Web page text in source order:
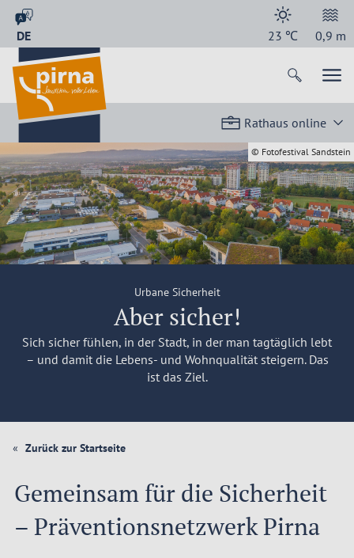
DE 23 ℃ 0,9 m
Rathaus online
Urbane Sicherheit
Aber ­sicher!
Sich sicher fühlen, in der Stadt, in der man tagtäglich lebt
– und damit die Lebens- und Wohnqualität steigern. Das
ist das Ziel.
© Fotofestival Sandstein
Zurück zur Startseite
Gemeinsam für die Sicherheit
– Präventionsnetzwerk Pirna